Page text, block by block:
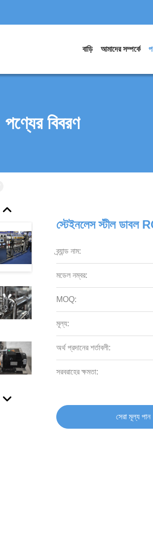
বাড়ি আমাদের সম্পর্কে
পণ্যের বিবরণ
স্টেইনলেস স্টীল
ব্র্যান্ড নাম:
মডেল নম্বর:
MOQ:
মূল্য:
অর্থ প্রদানের শর্তাবলী:
সরবরাহের ক্ষমতা:
সেরা মূল্য পান